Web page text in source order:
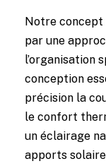
Notre
par une
l’organisation
conception
précision la
le confort
un éclairage
apports